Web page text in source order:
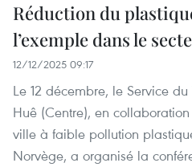
Réduction du
l’exemple dans le
12/12/2025 09:17
Le 12 décembre, le Service
Huê (Centre), en
ville à faible pollution
Norvège, a organisé la